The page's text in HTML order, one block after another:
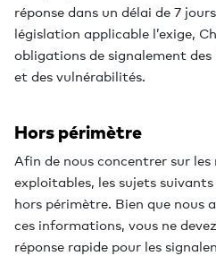
réponse dans un délai de 7
législation applicable l’exige,
obligations de signalement
et des vulnérabilités.
Hors périmètre
Afin de nous concentrer sur
exploitables, les sujets
hors périmètre. Bien que nous
ces informations, vous ne
réponse rapide pour les